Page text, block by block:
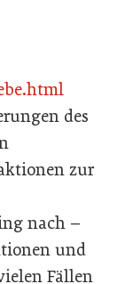
des
zur
nach –
und
Fällen